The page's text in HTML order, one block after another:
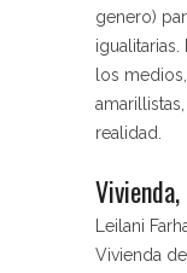
genero)
los
realidad.
Leilani
Vivienda